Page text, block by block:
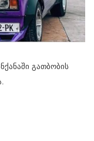
გათბობის